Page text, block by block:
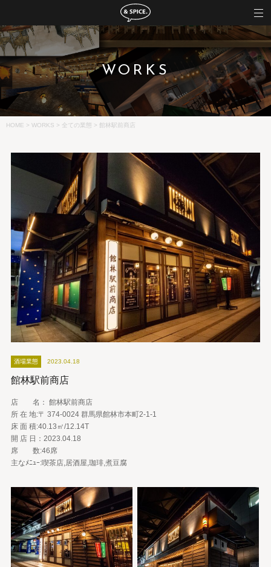
WORKS
HOME > WORKS > 全ての業態 > 館林駅前商店
酒場業態 2023.04.18
館林駅前商店
店 名： 館林駅前商店
所 在 地:〒 374-0024 群馬県館林市本町2-1-1
床 面 積:40.13㎡/12.14T
開 店 日：2023.04.18
席 数:46席
主なﾒﾆｭｰ:喫茶店,居酒屋,珈琲,煮豆腐